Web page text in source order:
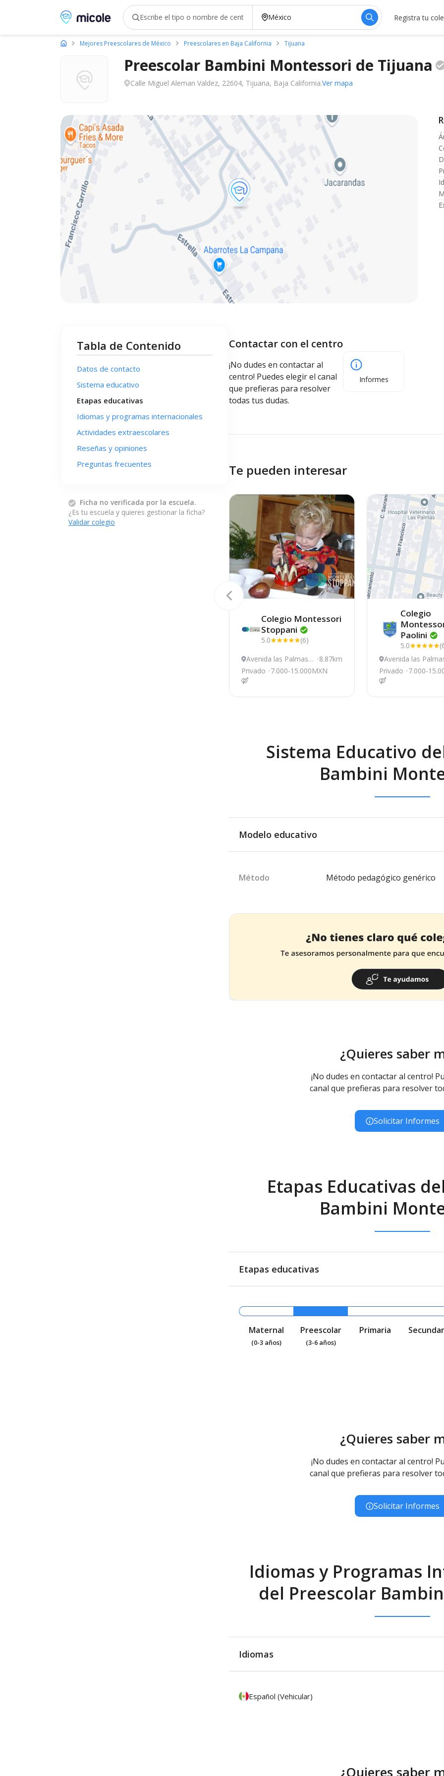
Micole, buscador de colegios Registra tu
Mejores Preescolares de México Preescolares en Baja California Tijuana
Preescolar Bambini Montessori de Tijuana
Calle Miguel Aleman Valdez, 22604, Tijuana, Baja California.Ver mapa
Tabla de Contenido
Datos de contacto
Sistema educativo
Etapas educativas
Idiomas y programas internacionales
Actividades extraescolares
Reseñas y opiniones
Preguntas frecuentes
Ficha no verificada por la escuela.
¿Es tu escuela y quieres gestionar la ficha?
Validar colegio
Contactar con el centro
¡No dudes en contactar al
centro! Puedes elegir el canal
que prefieras para resolver
todas tus dudas.
Informes
Te pueden interesar
Colegio Montessori
Stoppani
5.0
(6)
Avenida las Palmas 4
809, Tijuana
8.87km
Privado
7.000-15.000MXN
Colegio
Paolini
5.0
Avenida las
816, Tijuana
Privado
7.000-
Sistema Educativo
Bambini
Modelo educativo
Método Método pedagógico genérico
¿Quieres saber
¡No dudes en contactar al centro!
canal que prefieras para resolver
Solicitar Informes
Etapas Educativas
Bambini
Etapas educativas
Maternal
(0-3 años)
Preescolar
(3-6 años)
Primaria
¿Quieres saber
¡No dudes en contactar al centro!
canal que prefieras para resolver
Solicitar Informes
Idiomas y Programas
del Preescolar
Idiomas
Español (Vehicular)
¿Quieres saber